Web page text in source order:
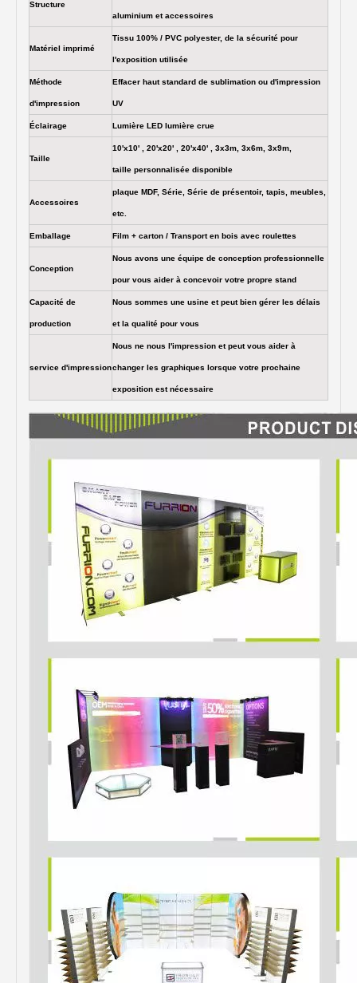
Structure
aluminium et accessoires
Matériel imprimé
Tissu 100% / PVC polyester, de la sécurité pour
l'exposition utilisée
Méthode
d'impression
Effacer haut standard de sublimation ou d'impression
UV
Éclairage Lumière LED lumière crue
Taille
10'x10' , 20'x20' , 20'x40' , 3x3m, 3x6m, 3x9m,
taille personnalisée disponible
Accessoires
plaque MDF, Série, Série de présentoir, tapis, meubles,
etc.
Emballage Film + carton / Transport en bois avec roulettes
Conception
Nous avons une équipe de conception professionnelle
pour vous aider à concevoir votre propre stand
Capacité de
production
Nous sommes une usine et peut bien gérer les délais
et la qualité pour vous
service d'impression
Nous ne nous l'impression et peut vous aider à
changer les graphiques lorsque votre prochaine
exposition est nécessaire